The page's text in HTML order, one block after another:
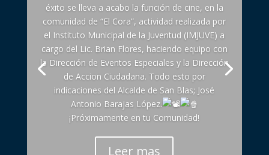
éxito se lleva a acabo la función de cine, en la
comunidad de “El Cora”, actividad realizada por
el Instituto Municipal de la Juventud (IMJUVE) a
cargo del Lic. Brian Flores, haciendo equipo con
la Dirección de Eventos Especiales y la Dirección
de Accion Ciudadana. Todo esto por
indicaciones del Alcalde de San Blas; José
Antonio Barajas López.
¡Próximamente en tu Comunidad!
Leer mas